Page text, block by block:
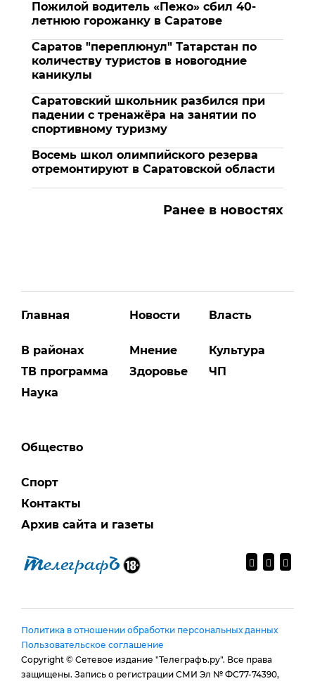
Пожилой водитель «Пежо» сбил 40-
летнюю горожанку в Саратове
Саратов "переплюнул" Татарстан по
количеству туристов в новогодние
каникулы
Саратовский школьник разбился при
падении с тренажёра на занятии по
спортивному туризму
Восемь школ олимпийского резерва
отремонтируют в Саратовской области
Ранее в новостях
Главная
В районах
ТВ программа
Наука
Новости
Мнение
Здоровье
Власть
Культура
ЧП
Общество
Спорт
Контакты
Архив сайта и газеты
Политика в отношении обработки персональных данных
Пользовательское соглашение
Copyright © Сетевое издание "Телеграфъ.ру". Все права
защищены. Запись о регистрации СМИ Эл № ФС77-74390,